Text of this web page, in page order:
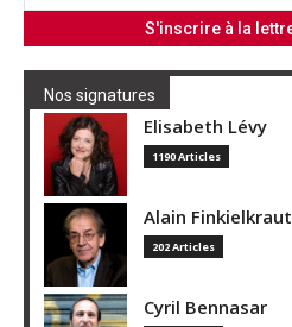
Nos signatures
Elisabeth Lévy
1190 Articles
Alain Finkielkraut
202 Articles
Cyril Bennasar